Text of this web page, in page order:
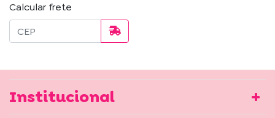
Calcular frete
Institucional